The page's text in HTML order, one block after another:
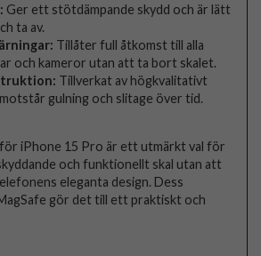
Ger ett stötdämpande skydd och är lätt
ta av.
Tillåter full åtkomst till alla
och kameror utan att ta bort skalet.
Tillverkat av högkvalitativt
gulning och slitage över tid.
iPhone 15 Pro är ett utmärkt val för
och funktionellt skal utan att
eleganta design. Dess
gör det till ett praktiskt och